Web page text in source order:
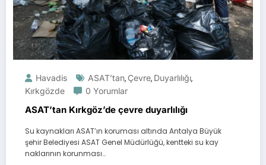
Havadis ASAT’tan, Çevre, Duyarlılığı,
Kırkgözde
0 Yorumlar
ASAT’tan Kırkgöz’de çevre duyarlılığı
Su kaynakları ASAT’ın koruması altında Antalya Büyük
şehir Belediyesi ASAT Genel Müdürlüğü, kentteki su kay
naklarının korunması…